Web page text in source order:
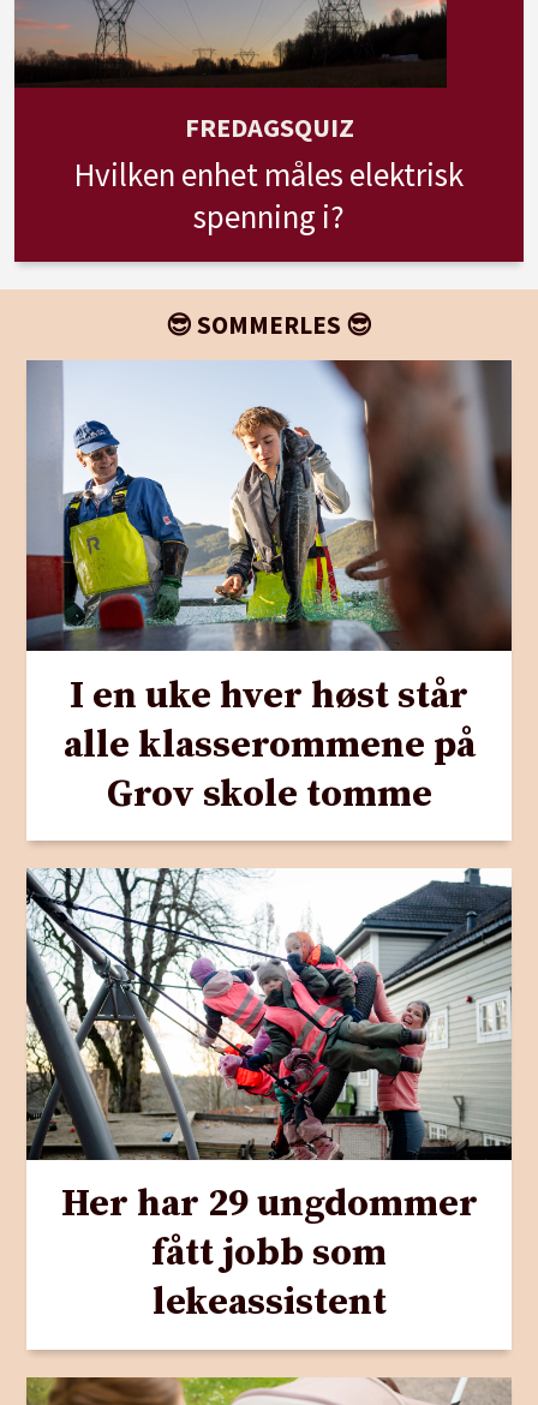
FREDAGSQUIZ
Hvilken enhet måles elektrisk
spenning i?
😎 SOMMERLES 😎
I en uke hver høst står
alle klasserommene på
Grov skole tomme
Her har 29 ungdommer
fått jobb som
lekeassistent